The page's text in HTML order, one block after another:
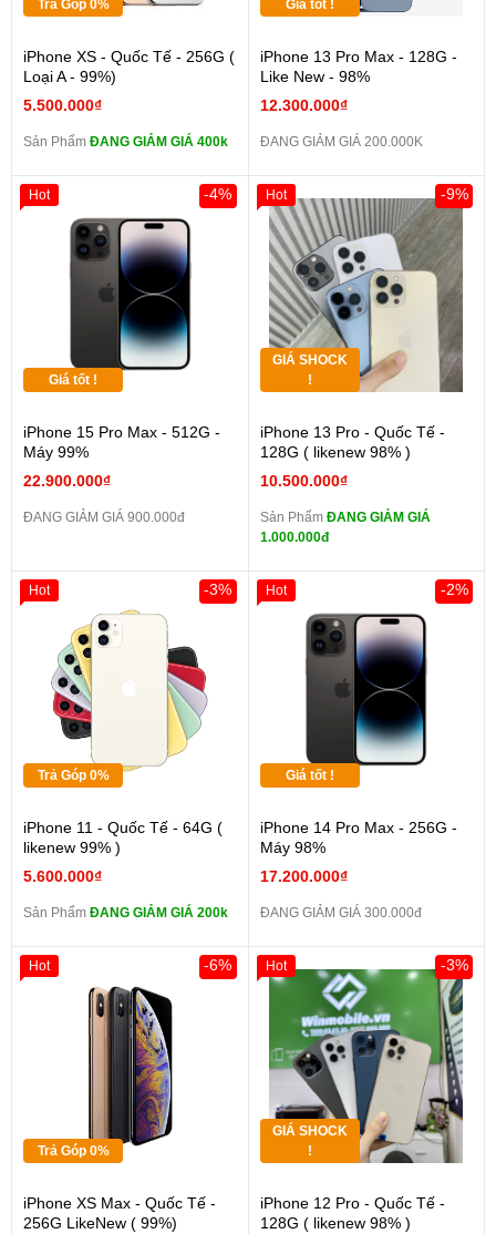
Trả Góp 0%
iPhone XS - Quốc Tế - 256G (
Loại A - 99%)
5.500.000₫
Sản Phẩm ĐANG GIẢM GIÁ 400k
Giá tốt !
iPhone 13 Pro Max - 128G -
Like New - 98%
12.300.000₫
ĐANG GIẢM GIÁ 200.000K
Giá tốt !
iPhone 15 Pro Max - 512G -
Máy 99%
22.900.000₫
-4%
ĐANG GIẢM GIÁ 900.000đ
Hot
GIÁ SHOCK
!
iPhone 13 Pro - Quốc Tế -
128G ( likenew 98% )
10.500.000₫
-9%
Sản Phẩm ĐANG GIẢM GIÁ
1.000.000đ
Hot
Trả Góp 0%
iPhone 11 - Quốc Tế - 64G (
likenew 99% )
5.600.000₫
-3%
Sản Phẩm ĐANG GIẢM GIÁ 200k
Hot
Giá tốt !
iPhone 14 Pro Max - 256G -
Máy 98%
17.200.000₫
-2%
ĐANG GIẢM GIÁ 300.000đ
Hot
Trả Góp 0%
iPhone XS Max - Quốc Tế -
256G LikeNew ( 99%)
-6%
Hot
GIÁ SHOCK
!
iPhone 12 Pro - Quốc Tế -
128G ( likenew 98% )
-3%
Hot